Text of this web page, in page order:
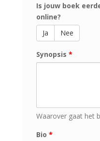
Is jouw boek
online?
Ja
Nee
Synopsis *
Waarover gaat het
Bio *